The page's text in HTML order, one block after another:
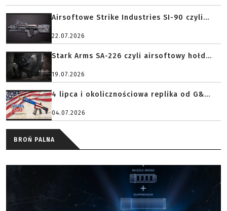
Airsoftowe Strike Industries SI-90 czyli...
22.07.2026
Stark Arms SA-226 czyli airsoftowy hołd...
19.07.2026
4 lipca i okolicznościowa replika od G&...
04.07.2026
BROŃ PALNA